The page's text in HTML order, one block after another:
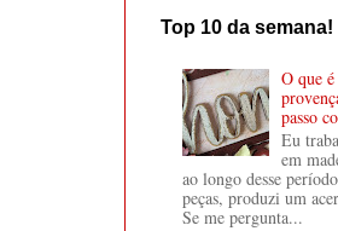
Top 10 da semana!
O que
passo
Eu
em
ao longo desse
peças, produzi um
Se me pergunta...